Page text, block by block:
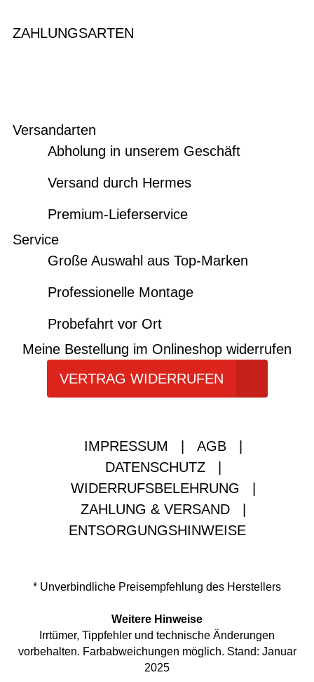
ZAHLUNGSARTEN
Versandarten
Abholung in unserem Geschäft
Versand durch Hermes
Premium-Lieferservice
Service
Große Auswahl aus Top-Marken
Professionelle Montage
Probefahrt vor Ort
Meine Bestellung im Onlineshop widerrufen
VERTRAG WIDERRUFEN
IMPRESSUM AGB
DATENSCHUTZ
WIDERRUFSBELEHRUNG
ZAHLUNG & VERSAND
ENTSORGUNGSHINWEISE
* Unverbindliche Preisempfehlung des Herstellers
Weitere Hinweise
Irrtümer, Tippfehler und technische Änderungen
vorbehalten. Farbabweichungen möglich. Stand: Januar
2025